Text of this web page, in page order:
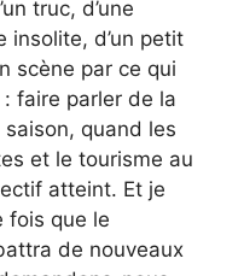
truc, d’une
insolite, d’un petit
scène par ce qui
: faire parler de la
quand les
et le tourisme au
atteint. Et je
fois que le
de nouveaux